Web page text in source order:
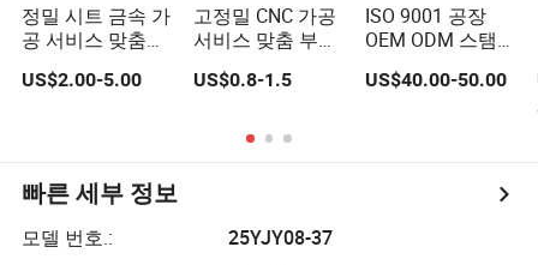
정밀 시트 금속 가
공 서비스 맞춤형
US$2.00-5.00
고정밀 CNC 가공
서비스 맞춤 부품
링 선반 알루미늄
소 가공 제조 공장
US$0.8-1.5
ISO 9001 공장
OEM ODM 스탬핑
가공 서비스
US$40.00-50.00
빠른 세부 정보
모델 번호.:
25YJY08-37